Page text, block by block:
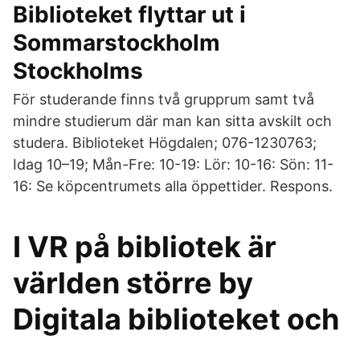
Biblioteket flyttar ut i
Sommarstockholm
Stockholms
För studerande finns två grupprum samt två
mindre studierum där man kan sitta avskilt och
studera. Biblioteket Högdalen; 076-1230763;
Idag 10–19; Mån-Fre: 10-19: Lör: 10-16: Sön: 11-
16: Se köpcentrumets alla öppettider. Respons.
I VR på bibliotek är
världen större by
Digitala biblioteket och